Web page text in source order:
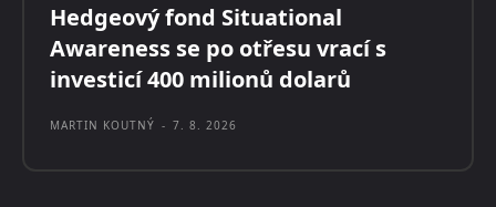
Hedgeový fond Situational
Awareness se po otřesu vrací s
investicí 400 milionů dolarů
MARTIN KOUTNÝ - 7. 8. 2026